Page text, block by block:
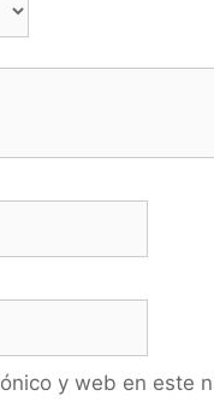
y web en este